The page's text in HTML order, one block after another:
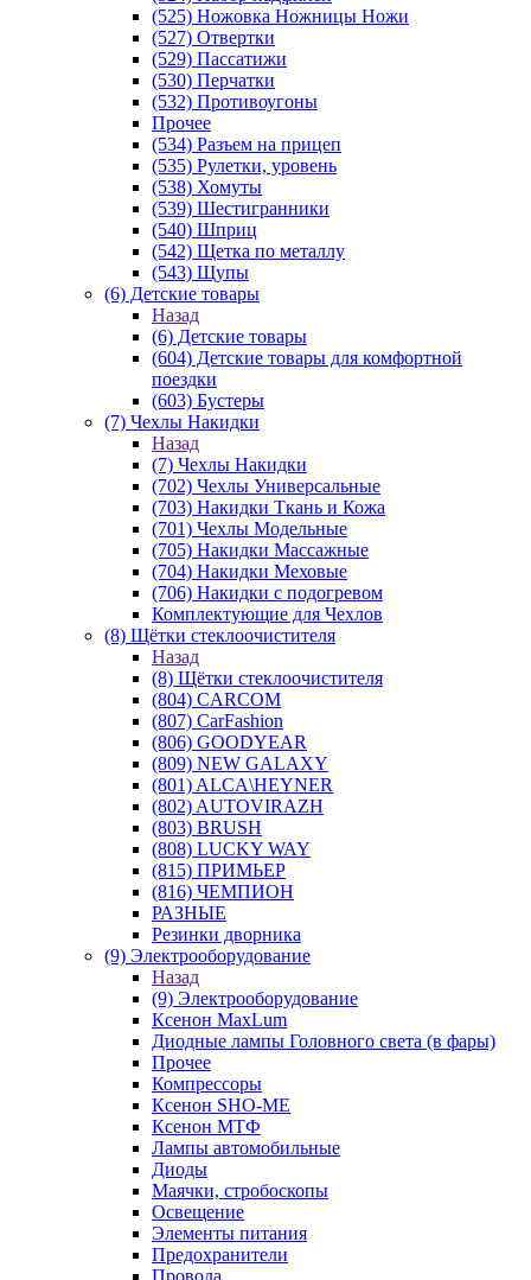
(525) Ножовка Ножницы Ножи
(527) Отвертки
(529) Пассатижи
(530) Перчатки
(532) Противоугоны
Прочее
(534) Разъем на прицеп
(535) Рулетки, уровень
(538) Хомуты
(539) Шестигранники
(540) Шприц
(542) Щетка по металлу
(543) Щупы
(6) Детские товары
Назад
(6) Детские товары
(604) Детские товары для комфортной
поездки
(603) Бустеры
(7) Чехлы Накидки
Назад
(7) Чехлы Накидки
(702) Чехлы Универсальные
(703) Накидки Ткань и Кожа
(701) Чехлы Модельные
(705) Накидки Массажные
(704) Накидки Меховые
(706) Накидки с подогревом
Комплектующие для Чехлов
(8) Щётки стеклоочистителя
Назад
(8) Щётки стеклоочистителя
(804) CARCOM
(807) CarFashion
(806) GOODYEAR
(809) NEW GALAXY
(801) ALCA\HEYNER
(802) AUTOVIRAZH
(803) BRUSH
(808) LUCKY WAY
(815) ПРИМЬЕР
(816) ЧЕМПИОН
РАЗНЫЕ
Резинки дворника
(9) Электрооборудование
Назад
(9) Электрооборудование
Ксенон MaxLum
Диодные лампы Головного света (в фары)
Прочее
Компрессоры
Ксенон SHO-ME
Ксенон МТФ
Лампы автомобильные
Диоды
Маячки, стробоскопы
Освещение
Элементы питания
Предохранители
Провода